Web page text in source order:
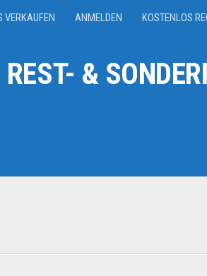
VERKAUFEN ANMELDEN KOSTENLOS
&